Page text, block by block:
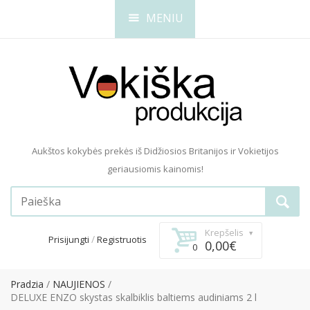
MENIU
Aukštos kokybės prekės iš Didžiosios Britanijos ir Vokietijos
geriausiomis kainomis!
Prisijungti /Registruotis
Krepšelis
0
0,00€
Pradzia
NAUJIENOS
DELUXE ENZO skystas skalbiklis baltiems audiniams 2 l